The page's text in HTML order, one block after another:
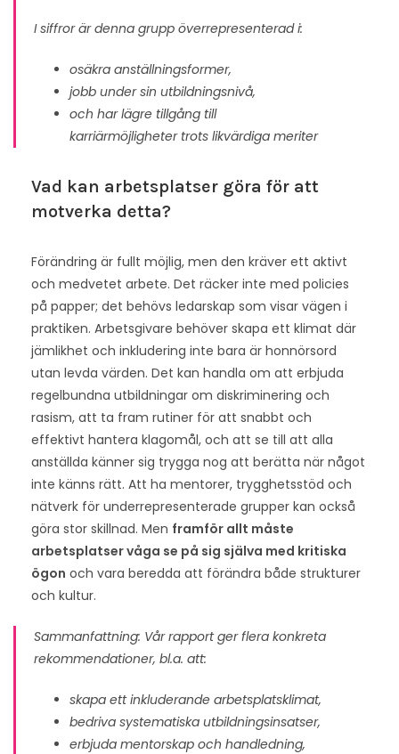
I siffror är denna grupp överrepresenterad i:
osäkra anställningsformer,
jobb under sin utbildningsnivå,
och har lägre tillgång till
karriärmöjligheter trots likvärdiga meriter​
Vad kan arbetsplatser göra för att
motverka detta?
Förändring är fullt möjlig, men den kräver ett aktivt
och medvetet arbete. Det räcker inte med policies
på papper; det behövs ledarskap som visar vägen i
praktiken. Arbetsgivare behöver skapa ett klimat där
jämlikhet och inkludering inte bara är honnörsord
utan levda värden. Det kan handla om att erbjuda
regelbundna utbildningar om diskriminering och
rasism, att ta fram rutiner för att snabbt och
effektivt hantera klagomål, och att se till att alla
anställda känner sig trygga nog att berätta när något
inte känns rätt. Att ha mentorer, trygghetsstöd och
nätverk för underrepresenterade grupper kan också
göra stor skillnad. Men framför allt måste
arbetsplatser våga se på sig själva med kritiska
ögon och vara beredda att förändra både strukturer
och kultur.
Sammanfattning: Vår rapport ger flera konkreta
rekommendationer, bl.a. att:
skapa ett inkluderande arbetsplatsklimat,
bedriva systematiska utbildningsinsatser,
erbjuda mentorskap och handledning,